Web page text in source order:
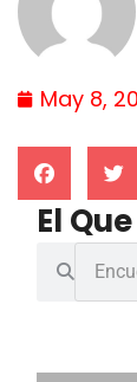
May 8,
El